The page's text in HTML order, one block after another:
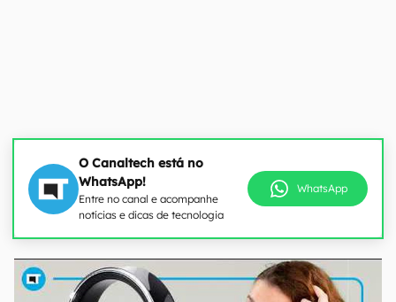
O Canaltech está no
WhatsApp!
Entre no canal e acompanhe
notícias e dicas de tecnologia
WhatsApp